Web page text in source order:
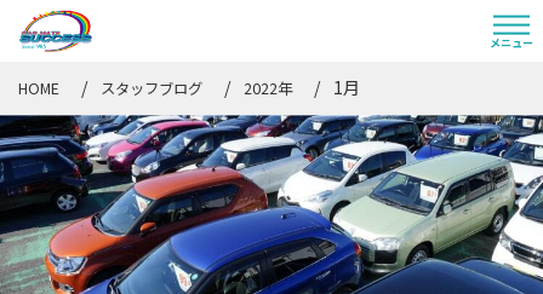
HOME スタッフブログ 2022年 1月